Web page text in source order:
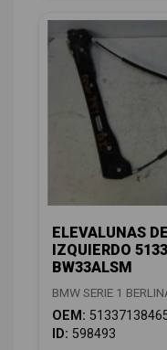
ELEVALUNAS
IZQUIERDO
BW33ALSM
BMW SERIE 1
OEM:
ID: 598493